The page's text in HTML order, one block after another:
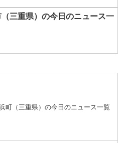
三重県）の今日のニュース一
町（三重県）の今日のニュース一覧